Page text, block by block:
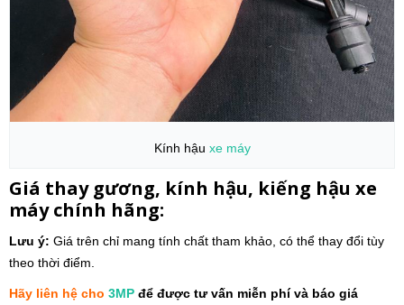
Kính hậu xe máy
Giá thay gương, kính hậu, kiếng hậu xe
máy chính hãng:
Lưu ý: Giá trên chỉ mang tính chất tham khảo, có thể thay đổi tùy
theo thời điểm.
Hãy liên hệ cho 3MP để được tư vấn miễn phí và báo giá